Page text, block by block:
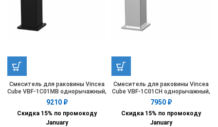
Смеситель для раковины Vincea
Cube VBF-1C01MB однорычажный,
черный матовый
9210 ₽
Скидка 15% по промокоду
January
Смеситель для раковины Vincea
Cube VBF-1C01CH однорычажный,
хром
7950 ₽
Скидка 15% по промокоду
January